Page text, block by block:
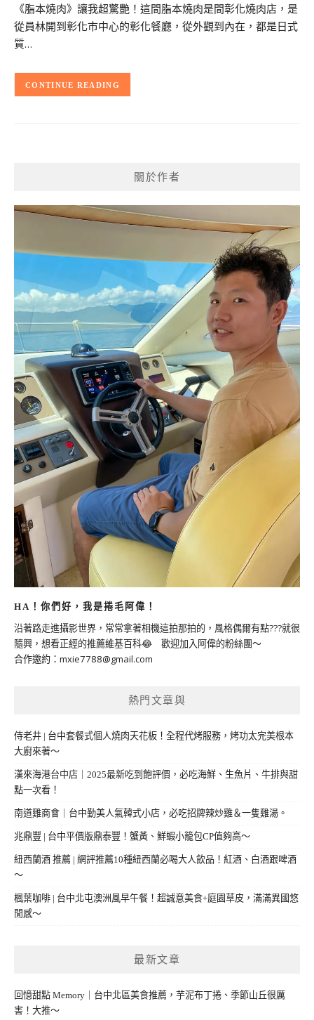
《脂本燒肉》讓我超驚艷！這間脂本燒肉是間彰化燒肉店，是
從員林開到彰化市中心的彰化餐廳，從外觀到內在，都是日式
質…
CONTINUE READING
關於作者
HA！你們好，我是捲毛阿偉！
沿著路走進攝影世界，常常拿著相機這拍那拍的，風格偶爾有點???就很
隨興，想看正經的推薦維基百科😂 歡迎加入阿偉的粉絲團～
合作邀約： mxie7788@gmail.com
熱門文章與
侍老井 | 台中套餐式個人燒肉天花板！全程代烤服務，烤功太完美根本
大廚來著～
漢來海港台中店｜2025最新吃到飽評價，必吃海鮮、生魚片、牛排與甜
點一次看！
南道雞商會｜台中勤美人氣韓式小店，必吃招牌辣炒雞＆一隻雞湯。
兆鼎豐 | 台中平價版鼎泰豐！蟹黃、鮮蝦小籠包CP值夠高～
紐西蘭酒 推薦 | 網評推薦10種紐西蘭必喝大人飲品！紅酒、白酒跟啤酒
～
楓葉咖啡 | 台中北屯澳洲風早午餐！超誠意美食+庭園草皮，滿滿異國悠
閒感～
最新文章
回憶甜點 Memory｜台中北區美食推薦，芋泥布丁捲、季節山丘很厲
害！大推～